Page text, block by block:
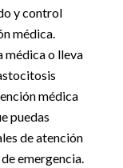
y control
médica.
médica o lleva
médica
puedas
de atención
emergencia.